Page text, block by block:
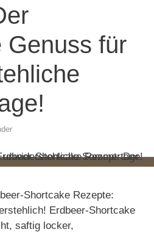
Genuss für
Shortcake Rezepte:
Erdbeer-Shortcake
saftig locker,